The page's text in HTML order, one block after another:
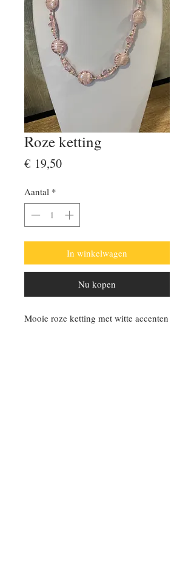
Roze ketting
€ 19,50Prijs
Aantal *
In winkelwagen
Nu kopen
Mooie roze ketting met witte accenten